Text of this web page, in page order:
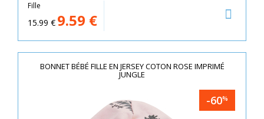
Fille
15.99 € 9.59 €
BONNET BÉBÉ FILLE EN JERSEY COTON ROSE IMPRIMÉ
JUNGLE
-60%